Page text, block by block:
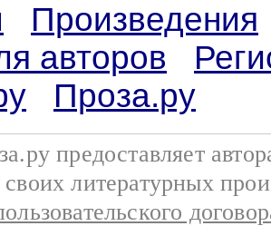
Произведения
авторов
Проза.ру
предоставляет
литературных